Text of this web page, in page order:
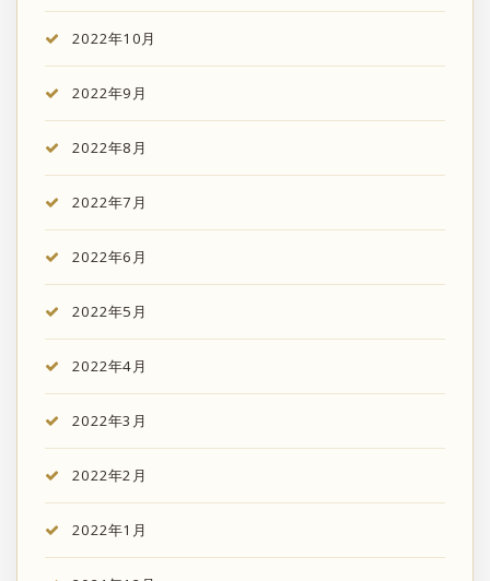
2022年10月
2022年9月
2022年8月
2022年7月
2022年6月
2022年5月
2022年4月
2022年3月
2022年2月
2022年1月